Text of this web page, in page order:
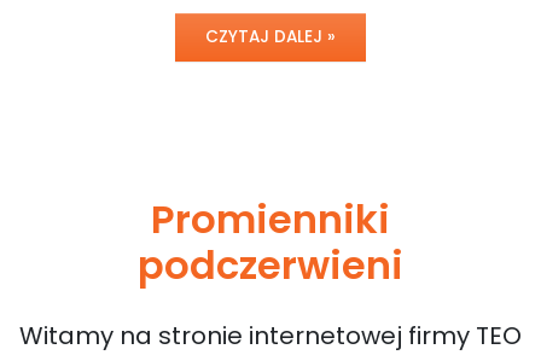
CZYTAJ DALEJ »
Promienniki
podczerwieni
Witamy na stronie internetowej firmy TEO